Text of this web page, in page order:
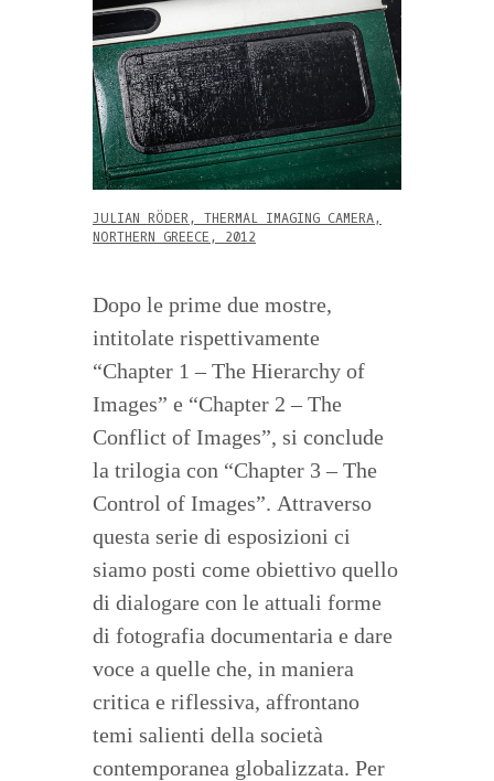
JULIAN RÖDER, THERMAL IMAGING CAMERA,
NORTHERN GREECE, 2012
Dopo le prime due mostre,
intitolate rispettivamente
“Chapter 1 – The Hierarchy of
Images” e “Chapter 2 – The
Conflict of Images”, si conclude
la trilogia con “Chapter 3 – The
Control of Images”. Attraverso
questa serie di esposizioni ci
siamo posti come obiettivo quello
di dialogare con le attuali forme
di fotografia documentaria e dare
voce a quelle che, in maniera
critica e riflessiva, affrontano
temi salienti della società
contemporanea globalizzata. Per